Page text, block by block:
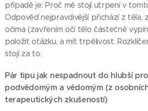
případě je: Proč mě stojí utrpení v
Odpověď nejpravdivější přichází z těla,
očima (zavřením očí tělo částečně
položit otázku, a mít trpělivost.
stojí za to.
Pár tipu jak nespadnout do hlubší
podvědomým a vědomým (z
terapeutických zkušeností)